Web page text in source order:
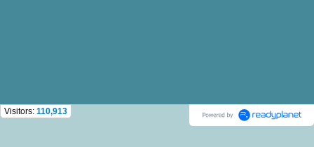
Visitors: 110,913